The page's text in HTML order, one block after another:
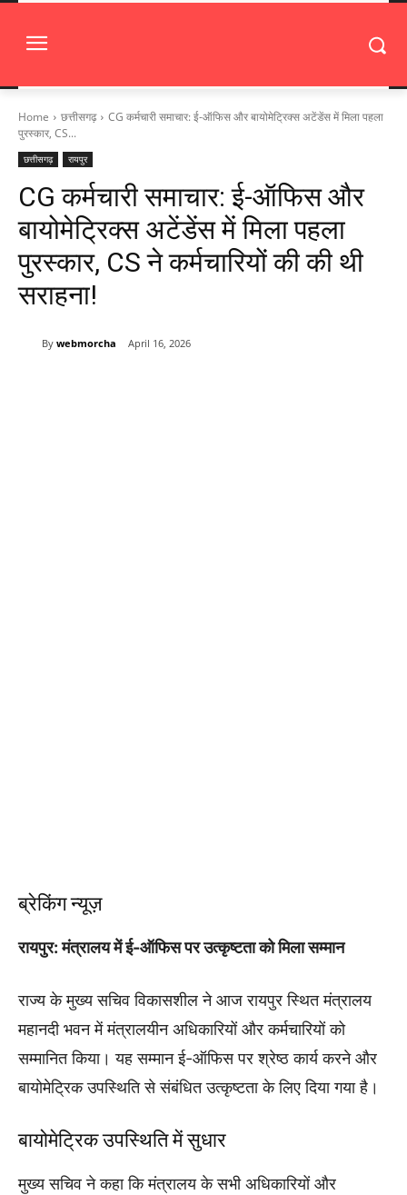
Home छत्तीसगढ़
CG कर्मचारी समाचार: ई-ऑफिस और बायोमेट्रिक्स अटेंडेंस में मिला पहला
पुरस्कार, CS...
छत्तीसगढ़ रायपुर
CG कर्मचारी समाचार: ई-ऑफिस और
बायोमेट्रिक्स अटेंडेंस में मिला पहला
पुरस्कार, CS ने कर्मचारियों की की थी
सराहना!
By webmorcha April 16, 2026
ब्रेकिंग न्यूज़
रायपुर: मंत्रालय में ई-ऑफिस पर उत्कृष्टता को मिला सम्मान
राज्य के मुख्य सचिव विकासशील ने आज रायपुर स्थित मंत्रालय
महानदी भवन में मंत्रालयीन अधिकारियों और कर्मचारियों को
सम्मानित किया। यह सम्मान ई-ऑफिस पर श्रेष्ठ कार्य करने और
बायोमेट्रिक उपस्थिति से संबंधित उत्कृष्टता के लिए दिया गया है।
बायोमेट्रिक उपस्थिति में सुधार
मुख्य सचिव ने कहा कि मंत्रालय के सभी अधिकारियों और